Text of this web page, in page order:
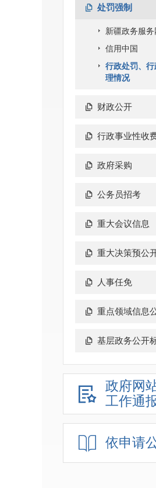
处罚强制
新疆政务服务
信用中国
行政处罚、
理情况
财政公开
行政事业性收
政府采购
公务员招考
重大会议信息
重大决策预公
人事任免
重点领域信息
基层政务公开
政府网
工作通
依申请